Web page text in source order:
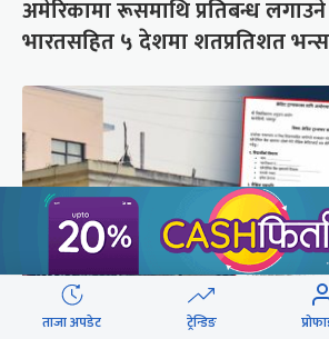
अमेरिकामा रूसमाथि प्रतिबन्ध
भारतसहित ५ देशमा शतप्रतिशत
ताजा अपडेट ट्रेन्डिङ